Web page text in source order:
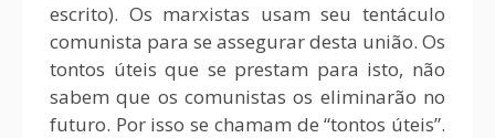
escrito). Os marxistas usam seu tentáculo
comunista para se assegurar desta união. Os
tontos úteis que se prestam para isto, não
sabem que os comunistas os eliminarão no
futuro. Por isso se chamam de “tontos úteis”.